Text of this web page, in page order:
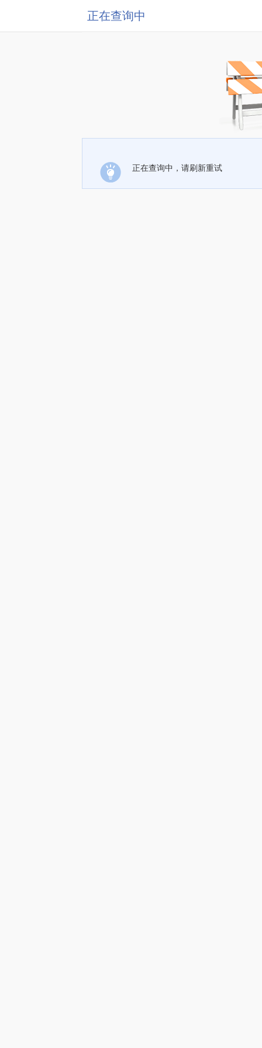
正在查询中
正在查询中，请刷新重试